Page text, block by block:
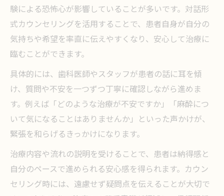
験による恐怖心が影響していることが多いです。対話形
式カウンセリングを活用することで、患者自身が自分の
気持ちや希望を率直に伝えやすくなり、安心して治療に
臨むことができます。
具体的には、歯科医師やスタッフが患者の話に耳を傾
け、質問や不安を一つずつ丁寧に確認しながら進めま
す。例えば「どのような治療が不安ですか」「麻酔につ
いて気になることはありませんか」といった声かけが、
緊張を和らげるきっかけになります。
治療内容や流れの説明を受けることで、患者は納得感と
自分のペースで進められる安心感を得られます。カウン
セリング時には、遠慮せず疑問点を伝えることが大切で